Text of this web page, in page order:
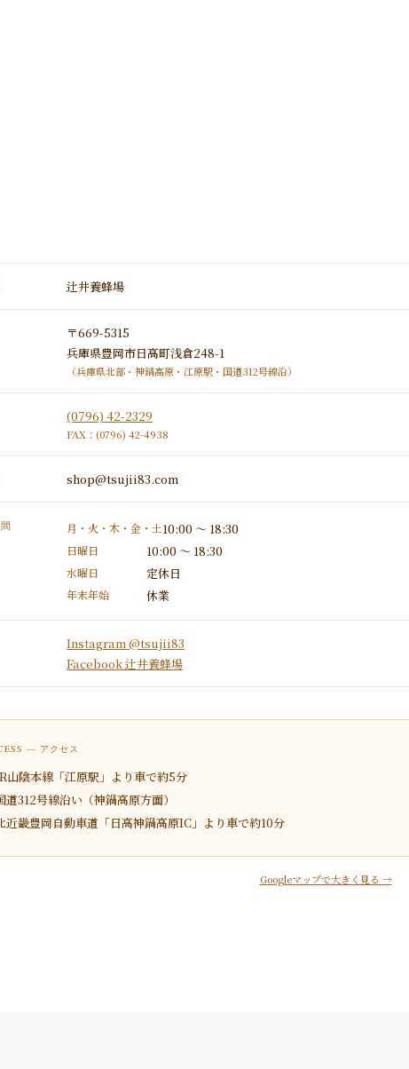
辻井養蜂場
〒669-5315
兵庫県豊岡市日高町浅倉248-1
（兵庫県北部・神鍋高原・江原駅・国道312号線沿）
(0796) 42-2329
FAX：(0796) 42-4938
shop@tsujii83.com
月・火・木・金・土10:00 ～ 18:30
日曜日 10:00 ～ 18:30
水曜日 定休日
年末年始 休業
Instagram @tsujii83
Facebook 辻井養蜂場
— アクセス
山陰本線「江原駅」より車で約5分
道312号線沿い（神鍋高原方面）
近畿豊岡自動車道「日高神鍋高原IC」より車で約10分
Googleマップで大きく見る →